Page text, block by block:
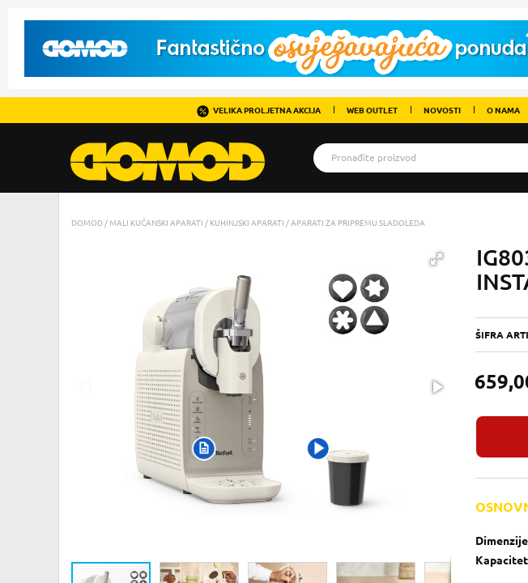
VELIKA PROLJETNA AKCIJA WEB OUTLET NOVOSTI O NAMA
DOMOD MALI KUĆANSKI APARATI KUHINJSKI APARATI APARATI ZA PRIPREMU SLADOLEDA
ŠIFRA
Dimenzije